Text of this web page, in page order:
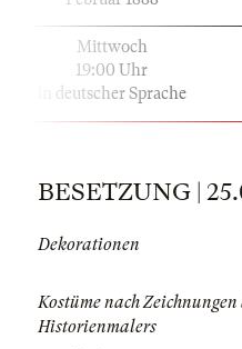
Mittwoch
19:00 Uhr
in deutscher Sprache
BESETZUNG |
Dekorationen
Kostüme nach Zeichnungen
Historienmalers